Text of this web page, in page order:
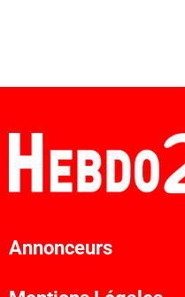
Annonceurs